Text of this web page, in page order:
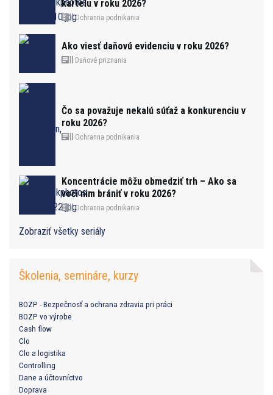
kartelu v roku 2026?
Ochranna podnikania
Ako viesť daňovú evidenciu v roku 2026?
Daňové priznania
Čo sa považuje nekalú súťaž a konkurenciu v
roku 2026?
Ochranna podnikania
Koncentrácie môžu obmedziť trh – Ako sa
voči nim brániť v roku 2026?
Ochranna podnikania
Zobraziť všetky seriály
Školenia, semináre, kurzy
BOZP - Bezpečnosť a ochrana zdravia pri práci
BOZP vo výrobe
Cash flow
Clo
Clo a logistika
Controlling
Dane a účtovníctvo
Doprava